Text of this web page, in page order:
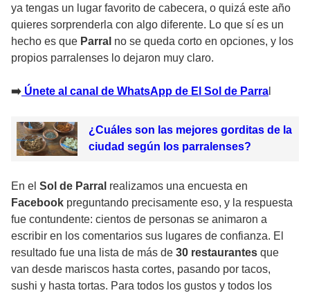
ya tengas un lugar favorito de cabecera, o quizá este año
quieres sorprenderla con algo diferente. Lo que sí es un
hecho es que Parral no se queda corto en opciones, y los
propios parralenses lo dejaron muy claro.
➡️ Únete al canal de WhatsApp de El Sol de Parra
¿Cuáles son las mejores gorditas de la
ciudad según los parralenses?
En el Sol de Parral realizamos una encuesta en
Facebook preguntando precisamente eso, y la respuesta
fue contundente: cientos de personas se animaron a
escribir en los comentarios sus lugares de confianza. El
resultado fue una lista de más de 30 restaurantes que
van desde mariscos hasta cortes, pasando por tacos,
sushi y hasta tortas. Para todos los gustos y todos los